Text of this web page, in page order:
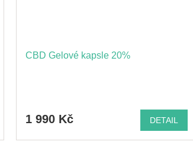
CBD Gelové kapsle 20%
1 990 Kč DETAIL